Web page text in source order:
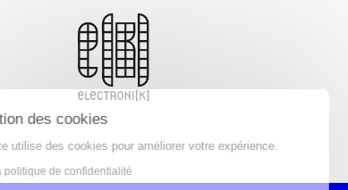
Gestion des cookies
Ce site utilise des cookies pour améliorer votre expérience.
Lire la politique de confidentialité